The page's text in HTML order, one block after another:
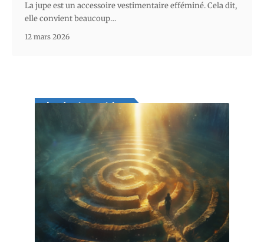
La jupe est un accessoire vestimentaire efféminé. Cela dit,
elle convient beaucoup…
12 mars 2026
Les derniers articles